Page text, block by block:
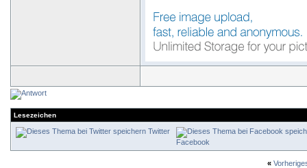
Lesezeichen
Twitter
Facebook
«